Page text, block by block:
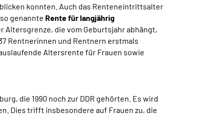
konnten. Auch das Renteneintrittsalter
genannte Rente für langjährig
Altersgrenze, die vom Geburtsjahr abhängt,
Rentnerinnen und Rentnern erstmals
Altersrente für Frauen sowie
die 1990 noch zur DDR gehörten. Es wird
Dies trifft insbesondere auf Frauen zu, die